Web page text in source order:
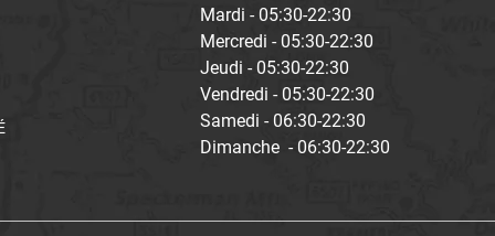
Mardi - 05:30-22:30
Mercredi - 05:30-22:30
Jeudi - 05:30-22:30
Vendredi - 05:30-22:30
Samedi - 06:30-22:30
Dimanche - 06:30-22:30